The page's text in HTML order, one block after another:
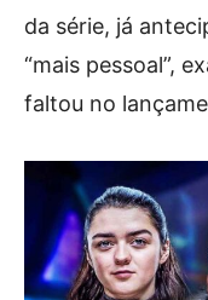
da série, já
“mais pessoal”,
faltou no